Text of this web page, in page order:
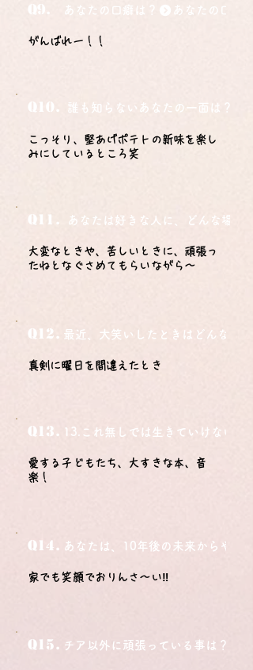
Q9. あなたの口癖は？
がんばれー！！
Q10. 誰も知らないあなたの一面は？
こっそり、堅あげポテトの新味を楽し
みにしているところ笑
Q11. あなたは好きな人に、どんな場所
大変なときや、苦しいときに、頑張っ
たねとなぐさめてもらいながら～
Q12. 最近、大笑いしたときはどんな時？
真剣に曜日を間違えたとき
Q13. 13.これ無しでは生きていけないモ
愛する子どもたち、大すきな本、音
楽！
Q14. あなたは、10年後の未来からやっ
家でも笑顔でおりんさ～い‼
Q15. チア以外に頑張っている事は？